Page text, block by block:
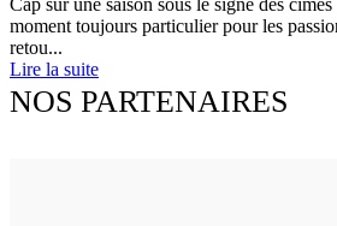
Cap sur une saison sous le signe des cimes
moment toujours particulier pour les
retou...
Lire la suite
NOS PARTENAIRES